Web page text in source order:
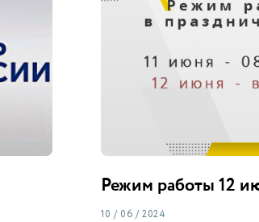
Режим работы 12
10 / 06 / 2024